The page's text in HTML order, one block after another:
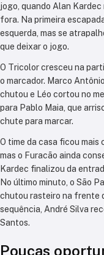
jogo, quando Alan
fora. Na primeira
esquerda, mas se
que deixar o jogo.
O Tricolor cresceu na
o marcador. Marco
chutou e Léo cortou no
para Pablo Maia, que
chute para marcar.
O time da casa ficou mais
mas o Furacão ainda
Kardec finalizou da
No último minuto, o São
chutou rasteiro na frente
sequência, André Silva
Santos.
Poucas